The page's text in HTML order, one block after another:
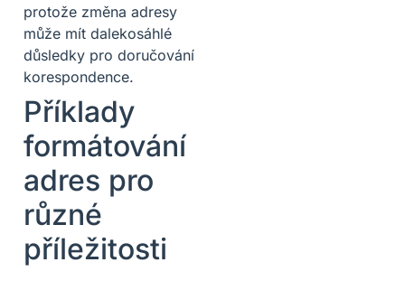
protože změna adresy
může mít dalekosáhlé
důsledky pro doručování
korespondence.
Příklady
formátování
adres pro
různé
příležitosti